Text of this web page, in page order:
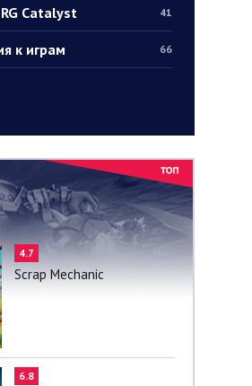
Catalyst 41
к играм 66
4.7
Scrap Mechanic
6.8